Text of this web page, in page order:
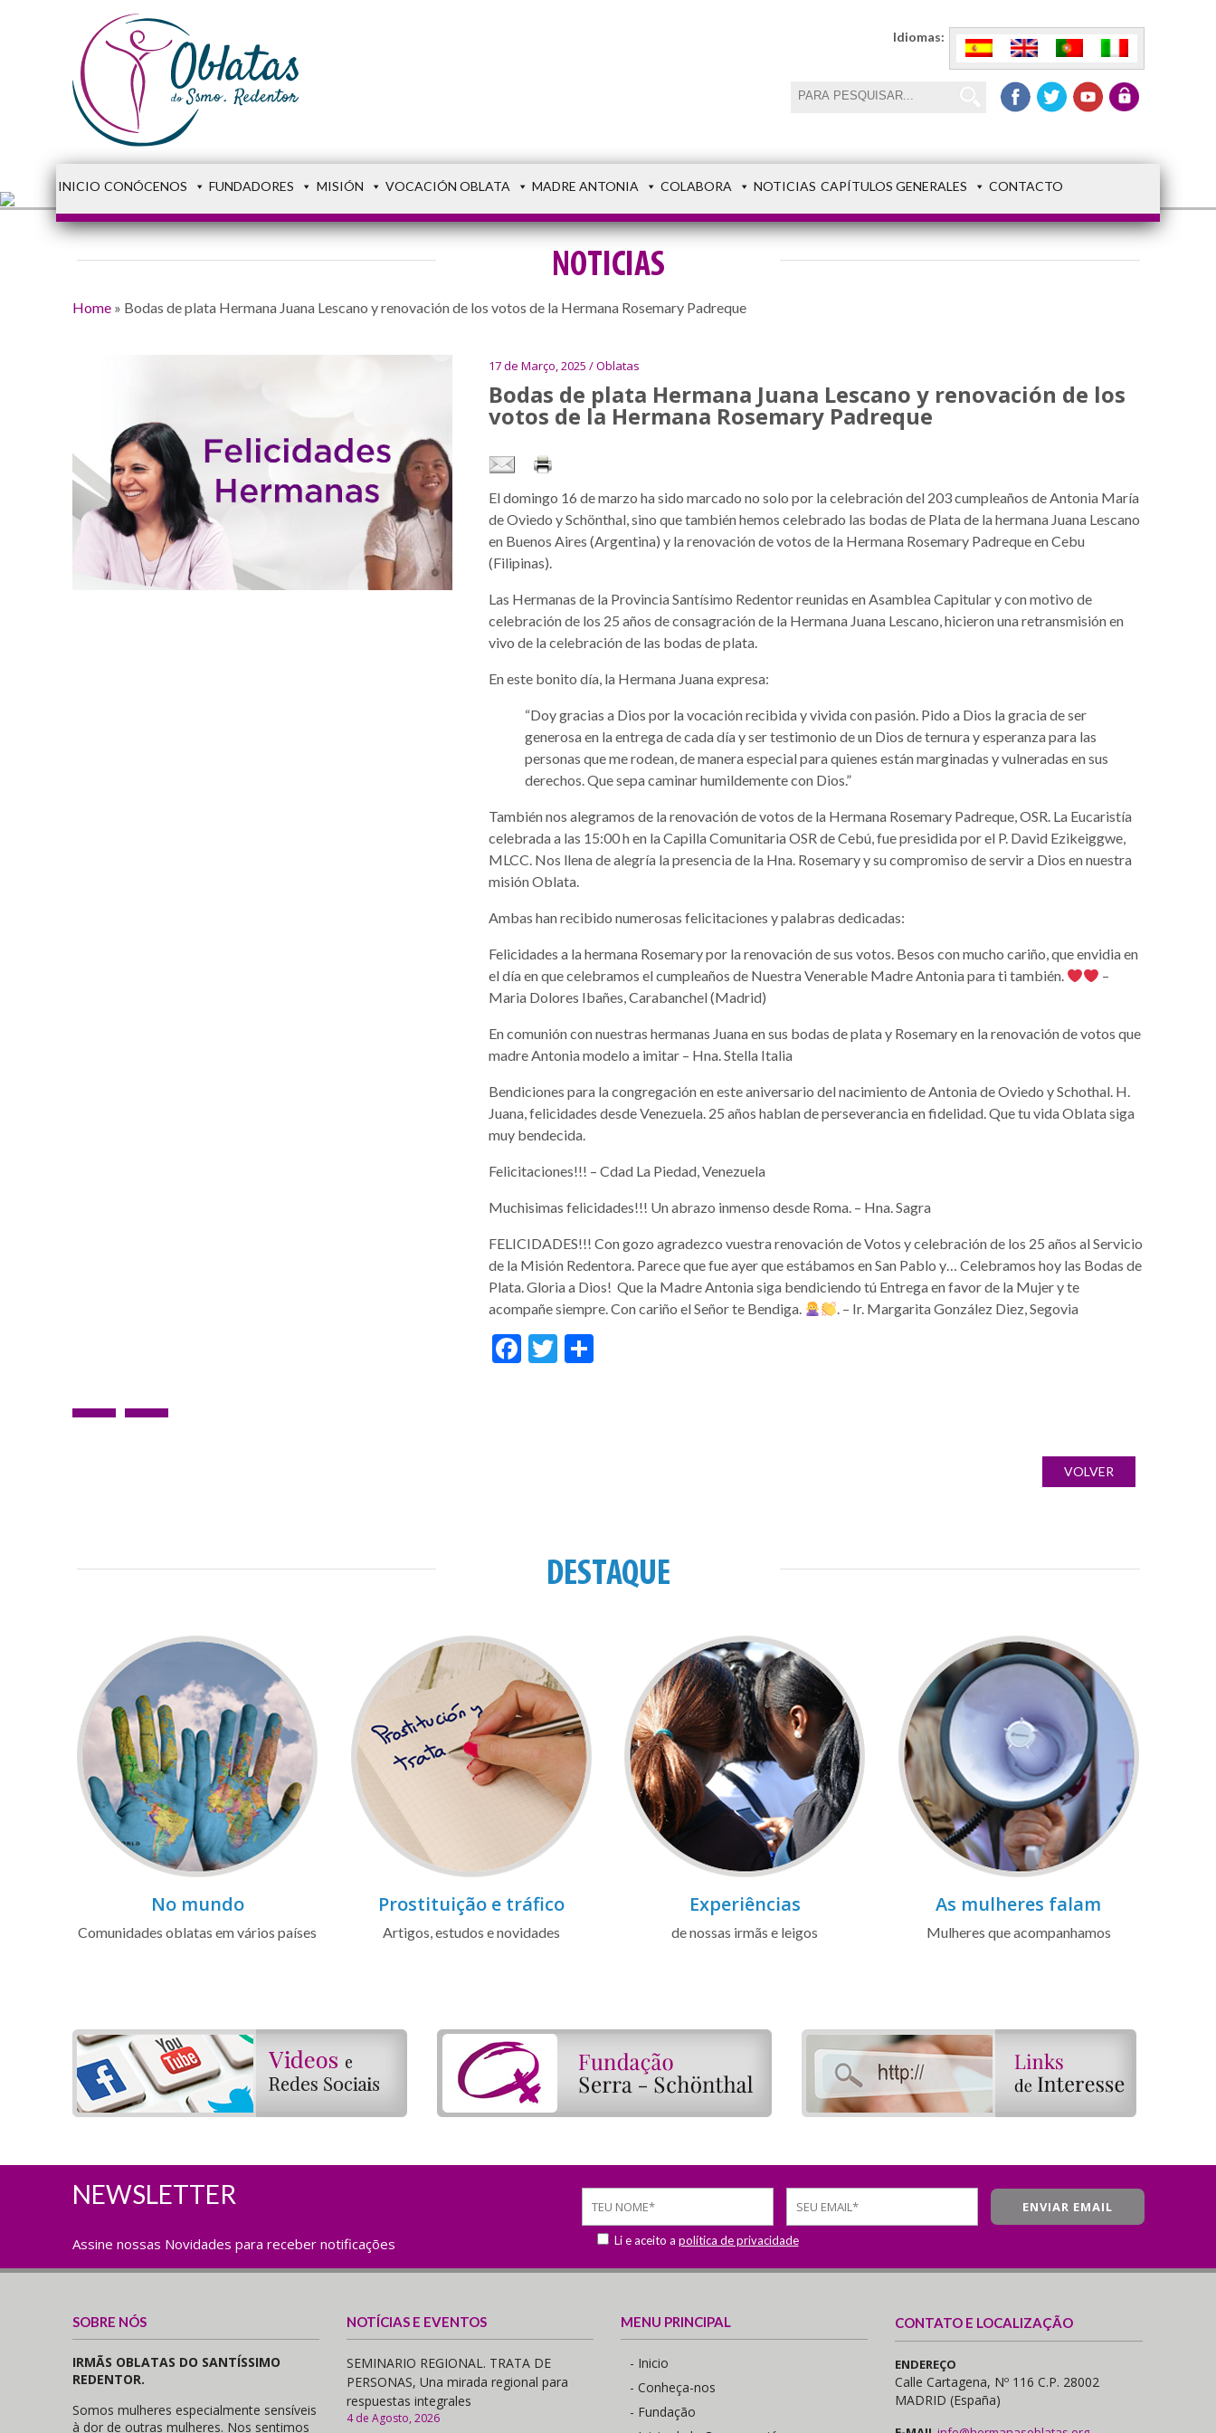
Idiomas:
INICIO CONÓCENOS FUNDADORES MISIÓN VOCACIÓN OBLATA MADRE ANTONIA COLABORA NOTICIAS CAPÍTULOS GENERALES CONTACTO
NOTICIAS
Home» Bodas de plata Hermana Juana Lescano y renovación de los votos de la Hermana Rosemary Padreque
17 de Março, 2025 / Oblatas
Bodas de plata Hermana Juana Lescano y renovación de los
votos de la Hermana Rosemary Padreque
El domingo 16 de marzo ha sido marcado no solo por la celebración del 203 cumpleaños de Antonia María
de Oviedo y Schönthal, sino que también hemos celebrado las bodas de Plata de la hermana Juana Lescano
en Buenos Aires (Argentina) y la renovación de votos de la Hermana Rosemary Padreque en Cebu
(Filipinas).
Las Hermanas de la Provincia Santísimo Redentor reunidas en Asamblea Capitular y con motivo de
celebración de los 25 años de consagración de la Hermana Juana Lescano, hicieron una retransmisión en
vivo de la celebración de las bodas de plata.
En este bonito día, la Hermana Juana expresa:
“Doy gracias a Dios por la vocación recibida y vivida con pasión. Pido a Dios la gracia de ser
generosa en la entrega de cada día y ser testimonio de un Dios de ternura y esperanza para las
personas que me rodean, de manera especial para quienes están marginadas y vulneradas en sus
derechos. Que sepa caminar humildemente con Dios.”
También nos alegramos de la renovación de votos de la Hermana Rosemary Padreque, OSR. La Eucaristía
celebrada a las 15:00 h en la Capilla Comunitaria OSR de Cebú, fue presidida por el P. David Ezikeiggwe,
MLCC. Nos llena de alegría la presencia de la Hna. Rosemary y su compromiso de servir a Dios en nuestra
misión Oblata.
Ambas han recibido numerosas felicitaciones y palabras dedicadas:
Felicidades a la hermana Rosemary por la renovación de sus votos. Besos con mucho cariño, que envidia en
el día en que celebramos el cumpleaños de Nuestra Venerable Madre Antonia para ti también.
–
Maria Dolores Ibañes, Carabanchel (Madrid)
En comunión con nuestras hermanas Juana en sus bodas de plata y Rosemary en la renovación de votos que
madre Antonia modelo a imitar – Hna. Stella Italia
Bendiciones para la congregación en este aniversario del nacimiento de Antonia de Oviedo y Schothal. H.
Juana, felicidades desde Venezuela. 25 años hablan de perseverancia en fidelidad. Que tu vida Oblata siga
muy bendecida.
Felicitaciones!!! – Cdad La Piedad, Venezuela
Muchisimas felicidades!!! Un abrazo inmenso desde Roma. – Hna. Sagra
FELICIDADES!!! Con gozo agradezco vuestra renovación de Votos y celebración de los 25 años al Servicio
de la Misión Redentora. Parece que fue ayer que estábamos en San Pablo y… Celebramos hoy las Bodas de
Plata. Gloria a Dios! Que la Madre Antonia siga bendiciendo tú Entrega en favor de la Mujer y te
acompañe siempre. Con cariño el Señor te Bendiga.
. – Ir. Margarita González Diez, Segovia
Facebook
Twitter
Share
Navegação
POST
PRÓXIMO
VOLVER
DESTAQUE
No mundo
Comunidades oblatas em vários países
Prostituição e tráfico
Artigos, estudos e novidades
Experiências
de nossas irmãs e leigos
As mulheres falam
Mulheres que acompanhamos
NEWSLETTER
Assine nossas Novidades para receber notificações Li e aceito a política de privacidade
SOBRE NÓS
IRMÃS OBLATAS DO SANTÍSSIMO
REDENTOR.
Somos mulheres especialmente sensíveis
à dor de outras mulheres. Nos sentimos
NOTÍCIAS E EVENTOS
SEMINARIO REGIONAL. TRATA DE
PERSONAS, Una mirada regional para
respuestas integrales
4 de Agosto, 2026
MENU PRINCIPAL
- Inicio
- Conheça-nos
- Fundação
CONTATO E LOCALIZAÇÃO
ENDEREÇO
Calle Cartagena, Nº 116 C.P. 28002
MADRID (España)